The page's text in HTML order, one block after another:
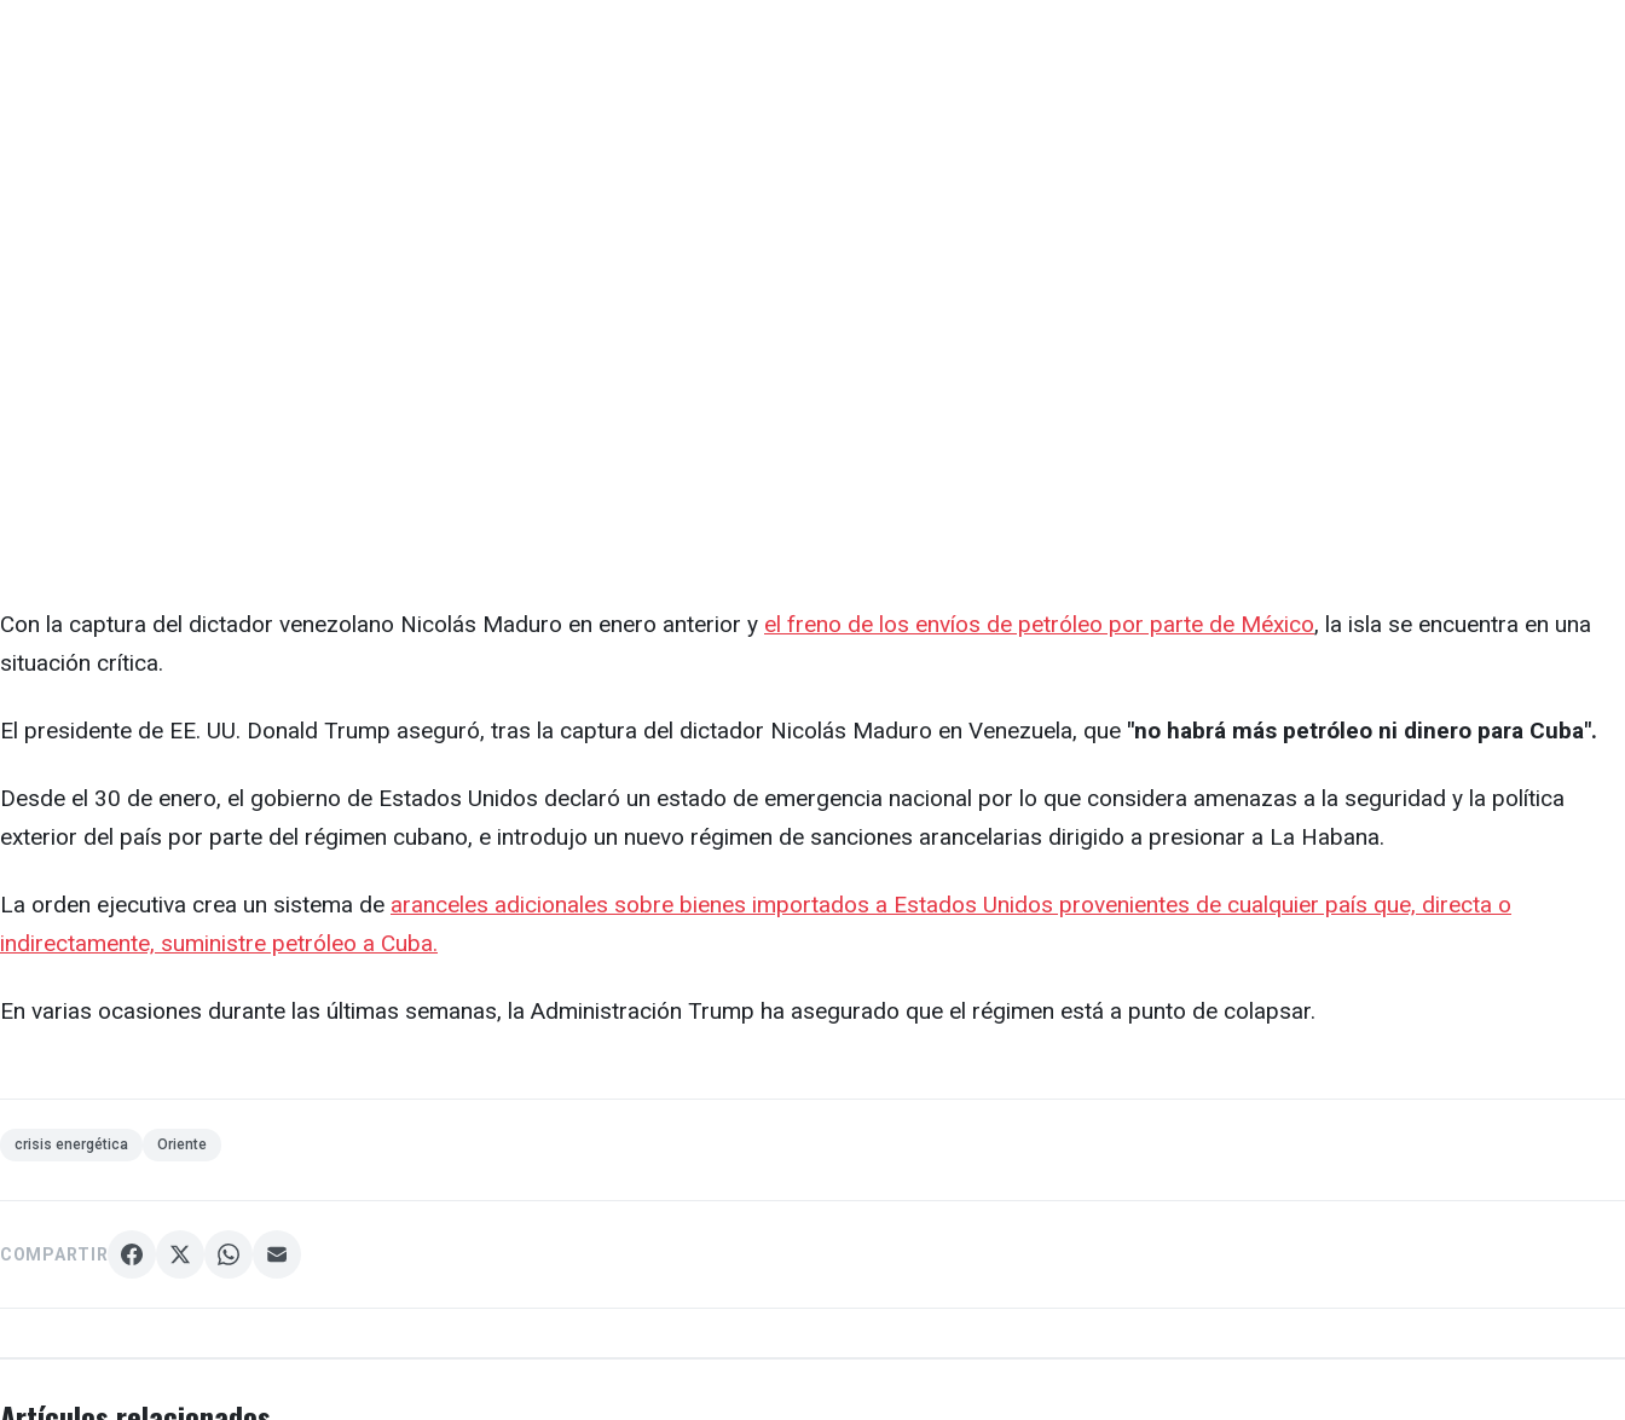
Con la captura del dictador venezolano Nicolás Maduro en enero anterior y el freno de los envíos de petróleo por parte de México, la isla se encuentra en una
situación crítica.
El presidente de EE. UU. Donald Trump aseguró, tras la captura del dictador Nicolás Maduro en Venezuela, que "no habrá más petróleo ni dinero para Cuba".
Desde el 30 de enero, el gobierno de Estados Unidos declaró un estado de emergencia nacional por lo que considera amenazas a la seguridad y la política
exterior del país por parte del régimen cubano, e introdujo un nuevo régimen de sanciones arancelarias dirigido a presionar a La Habana.
La orden ejecutiva crea un sistema de aranceles adicionales sobre bienes importados a Estados Unidos provenientes de cualquier país que, directa o
indirectamente, suministre petróleo a Cuba.
En varias ocasiones durante las últimas semanas, la Administración Trump ha asegurado que el régimen está a punto de colapsar.
crisis energética Oriente
COMPARTIR